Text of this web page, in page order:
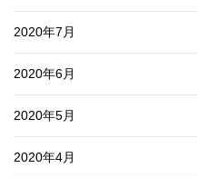
2020年7月
2020年6月
2020年5月
2020年4月